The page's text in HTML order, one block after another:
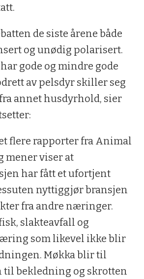
de siste årene både
og unødig polarisert.
gode og mindre gode
av pelsdyr skiller seg
annet husdyrhold, sier
flere rapporter fra Animal
mener viser at
har fått et ufortjent
nyttiggjør bransjen
fra andre næringer.
slakteavfall og
som likevel ikke blir
Møkka blir til
til bekledning og skrotten